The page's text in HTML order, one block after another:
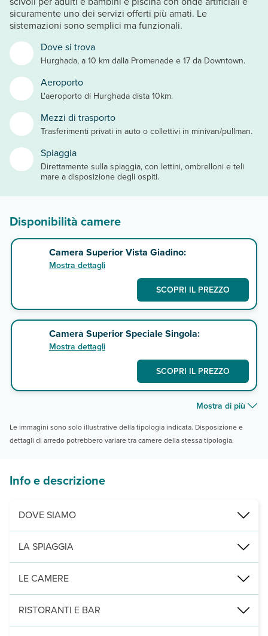
Dove si trova
Hurghada, a 10 km dalla Promenade e 17 da Downtown.
Aeroporto
L'aeroporto di Hurghada dista 10km.
Mezzi di trasporto
Trasferimenti privati in auto o collettivi in minivan/pullman.
Spiaggia
Direttamente sulla spiaggia, con lettini, ombrelloni e teli
mare a disposizione degli ospiti.
sicuramente uno dei servizi offerti più amati. Le
sistemazioni sono semplici ma funzionali.
Disponibilità camere
Camera Superior Vista Giadino:
Mostra dettagli
SCOPRI IL PREZZO
Camera Superior Speciale Singola:
Mostra dettagli
SCOPRI IL PREZZO
Mostra di più
Le immagini sono solo illustrative della tipologia indicata. Disposizione e
dettagli di arredo potrebbero variare tra camere della stessa tipologia.
Info e descrizione
DOVE SIAMO
Hurghada, direttamente sulla spiaggia, a 10 km dall’aeroporto e
LA SPIAGGIA
ampia baia, subito oltre il parco acquatico, lunga circa 1000 m,
LE CAMERE
362 camere (25m²), distribuite su massimo tre piani, tutte con
RISTORANTI E BAR